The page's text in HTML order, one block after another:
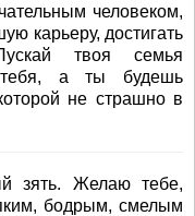
человеком,
карьеру, достигать
твоя семья
тебя, а ты будешь
не страшно в
зять. Желаю тебе,
бодрым, смелым